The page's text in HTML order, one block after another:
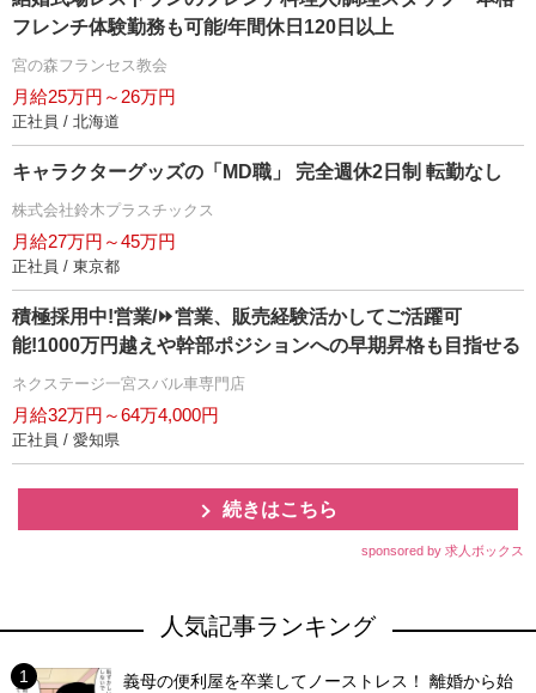
フレンチ体験勤務も可能/年間休日120日以上
宮の森フランセス教会
月給25万円～26万円
正社員 / 北海道
キャラクターグッズの「MD職」 完全週休2日制 転勤なし
株式会社鈴木プラスチックス
月給27万円～45万円
正社員 / 東京都
積極採用中!営業/⏩️営業、販売経験活かしてご活躍可
能!1000万円越えや幹部ポジションへの早期昇格も目指せる
ネクステージ一宮スバル車専門店
月給32万円～64万4,000円
正社員 / 愛知県
続きはこちら
sponsored by 求人ボックス
人気記事ランキング
義母の便利屋を卒業してノーストレス！ 離婚から始